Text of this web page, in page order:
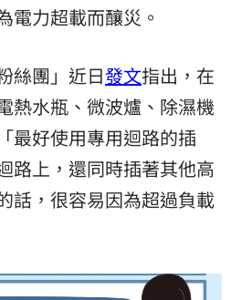
電力超載而釀災。
絲團」近日發文指出，在
熱水瓶、微波爐、除濕機
最好使用專用迴路的插
路上，還同時插著其他高
話，很容易因為超過負載